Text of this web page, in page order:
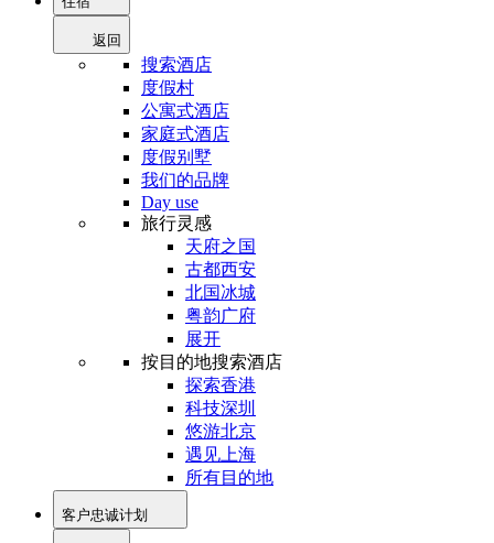
返回
搜索酒店
度假村
公寓式酒店
家庭式酒店
度假别墅
我们的品牌
Day use
旅行灵感
天府之国
古都西安
北国冰城
粤韵广府
展开
按目的地搜索酒店
探索香港
科技深圳
悠游北京
遇见上海
所有目的地
客户忠诚计划